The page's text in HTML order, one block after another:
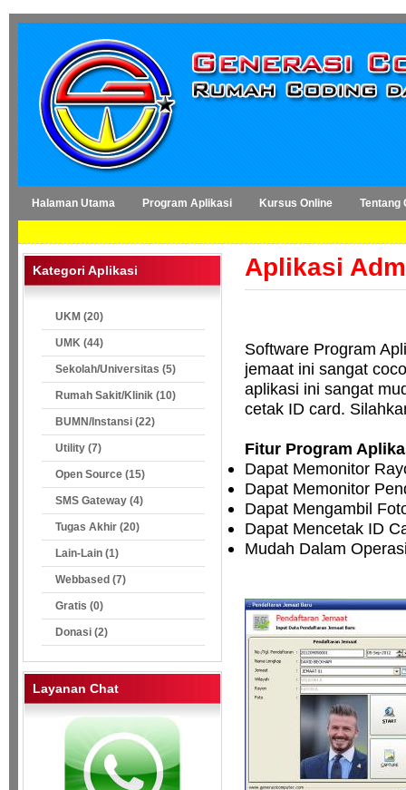
Halaman Utama Program Aplikasi Kursus Online Tentang
Aplikasi
Software Program
jemaat ini sangat
aplikasi ini sangat
cetak ID card.
Fitur Program
Dapat Memonitor
Dapat Memonitor
Dapat Mengambil
Dapat Mencetak ID
Mudah Dalam
Kategori Aplikasi
UKM (20)
UMK (44)
Sekolah/Universitas (5)
Rumah Sakit/Klinik (10)
BUMN/Instansi (22)
Utility (7)
Open Source (15)
SMS Gateway (4)
Tugas Akhir (20)
Lain-Lain (1)
Webbased (7)
Gratis (0)
Donasi (2)
Layanan Chat